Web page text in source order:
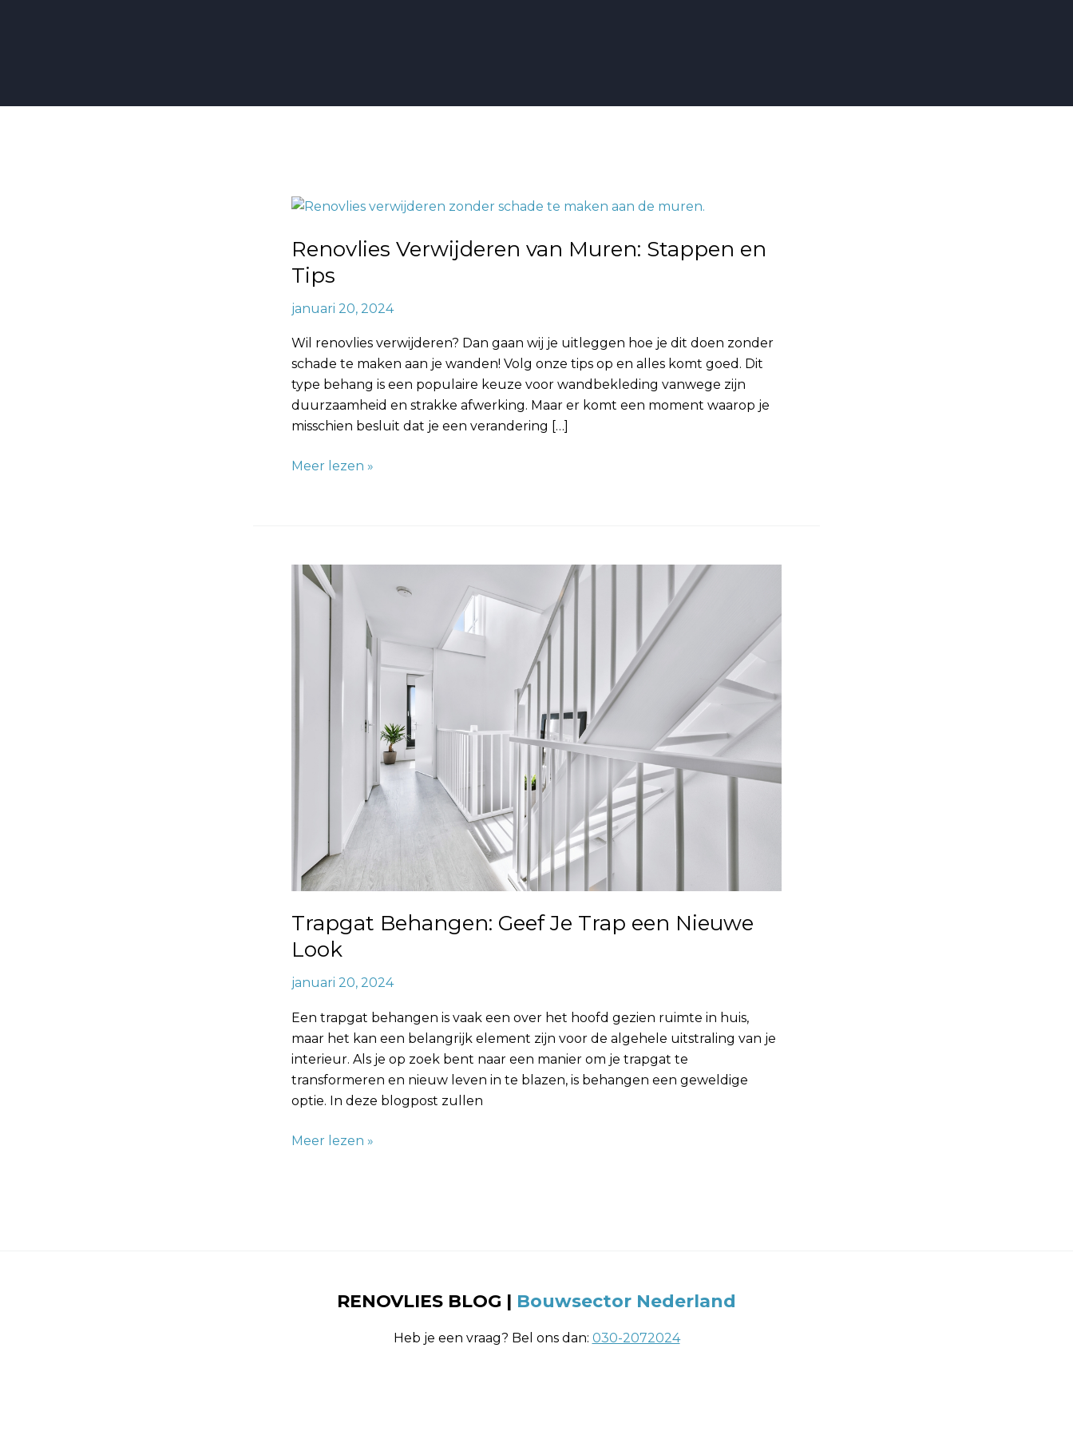
Renovlies Verwijderen van Muren: Stappen en
Tips
januari 20, 2024
Wil renovlies verwijderen? Dan gaan wij je uitleggen hoe je dit doen zonder
schade te maken aan je wanden! Volg onze tips op en alles komt goed. Dit
type behang is een populaire keuze voor wandbekleding vanwege zijn
duurzaamheid en strakke afwerking. Maar er komt een moment waarop je
misschien besluit dat je een verandering […]
Renovlies
van
Muren:
Stappen
en
Meer lezen »
Trapgat Behangen: Geef Je Trap een Nieuwe
Look
januari 20, 2024
Een trapgat behangen is vaak een over het hoofd gezien ruimte in huis,
maar het kan een belangrijk element zijn voor de algehele uitstraling van je
interieur. Als je op zoek bent naar een manier om je trapgat te
transformeren en nieuw leven in te blazen, is behangen een geweldige
optie. In deze blogpost zullen
Trapgat
Behangen:
Meer lezen »
RENOVLIES BLOG | Bouwsector Nederland
Heb je een vraag? Bel ons dan: 030-2072024